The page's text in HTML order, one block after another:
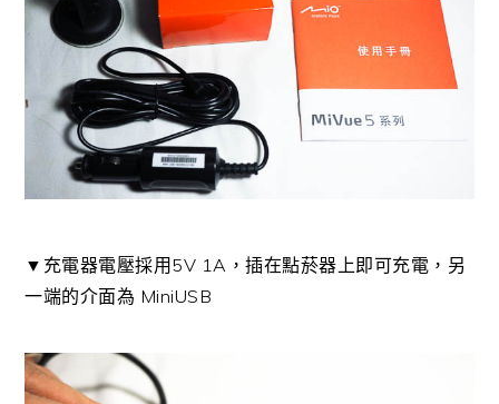
▼充電器電壓採用5V 1A，插在點菸器上即可充電，另
一端的介面為 MiniUSB